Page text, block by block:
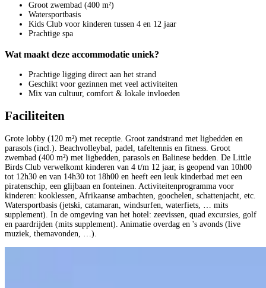
Groot zwembad (400 m²)
Watersportbasis
Kids Club voor kinderen tussen 4 en 12 jaar
Prachtige spa
Wat maakt deze accommodatie uniek?
Prachtige ligging direct aan het strand
Geschikt voor gezinnen met veel activiteiten
Mix van cultuur, comfort & lokale invloeden
Faciliteiten
Grote lobby (120 m²) met receptie. Groot zandstrand met ligbedden en
parasols (incl.). Beachvolleybal, padel, tafeltennis en fitness. Groot
zwembad (400 m²) met ligbedden, parasols en Balinese bedden. De Little
Birds Club verwelkomt kinderen van 4 t/m 12 jaar, is geopend van 10h00
tot 12h30 en van 14h30 tot 18h00 en heeft een leuk kinderbad met een
piratenschip, een glijbaan en fonteinen. Activiteitenprogramma voor
kinderen: kooklessen, Afrikaanse ambachten, goochelen, schattenjacht, etc.
Watersportbasis (jetski, catamaran, windsurfen, waterfiets, … mits
supplement). In de omgeving van het hotel: zeevissen, quad excursies, golf
en paardrijden (mits supplement). Animatie overdag en 's avonds (live
muziek, themavonden, …).